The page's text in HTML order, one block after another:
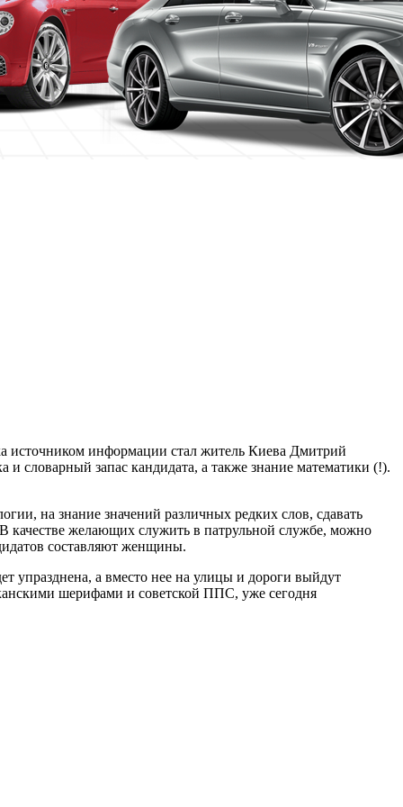
источником информации стал житель Киева Дмитрий
и словарный запас кандидата, а также знание математики (!).
на знание значений различных редких слов, сдавать
качестве желающих служить в патрульной службе, можно
составляют женщины.
упразднена, а вместо нее на улицы и дороги выйдут
шерифами и советской ППС, уже сегодня